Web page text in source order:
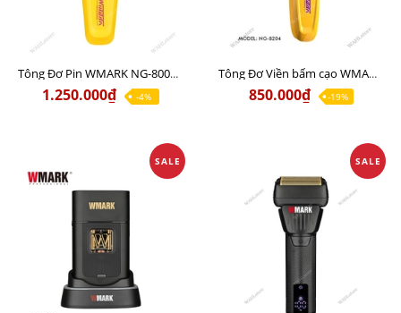
Tông Đơ Pin WMARK NG-8004 Sạc Kết Nối Không Dây Chính Hãng
1.250.000₫ -4%
Tông Đơ Viền bấm cạo WMARK NG-8204 Chính Hãng
850.000₫ -19%
SALE SALE